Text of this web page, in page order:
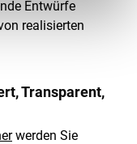
Entwürfe
realisierten
Transparent,
werden Sie